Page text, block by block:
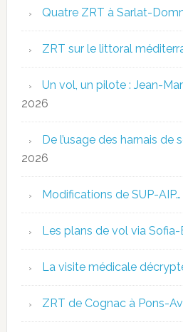
Quatre ZRT à Sarlat-
ZRT sur le littoral
Un vol, un pilote : Jean-
2026
De l’usage des harnais de
2026
Modifications de SUP-AIP…
Les plans de vol via Sofia-
La visite médicale
ZRT de Cognac à Pons-